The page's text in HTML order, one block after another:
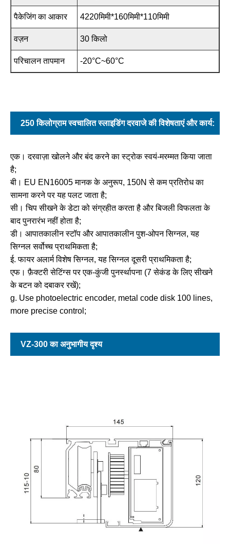
पैकेजिंग का आकार 4220मिमी*160मिमी*110मिमी
वज़न 30 किलो
परिचालन तापमान -20°C~60°C
250 किलोग्राम स्वचालित स्लाइडिंग दरवाजे की विशेषताएं और कार्य:
एक। दरवाज़ा खोलने और बंद करने का स्ट्रोक स्वयं-मरम्मत किया जाता
है;
बी। EU EN16005 मानक के अनुरूप, 150N से कम प्रतिरोध का
सामना करने पर यह पलट जाता है;
सी। चिप सीखने के डेटा को संग्रहीत करता है और बिजली विफलता के
बाद पुनरारंभ नहीं होता है;
डी। आपातकालीन स्टॉप और आपातकालीन पुश-ओपन सिग्नल, यह
सिग्नल सर्वोच्च प्राथमिकता है;
ई. फायर अलार्म विशेष सिग्नल, यह सिग्नल दूसरी प्राथमिकता है;
एफ। फ़ैक्टरी सेटिंग्स पर एक-कुंजी पुनर्स्थापना (7 सेकंड के लिए सीखने
के बटन को दबाकर रखें);
g. Use photoelectric encoder, metal code disk 100 lines,
more precise control;
VZ-300 का अनुभागीय दृश्य